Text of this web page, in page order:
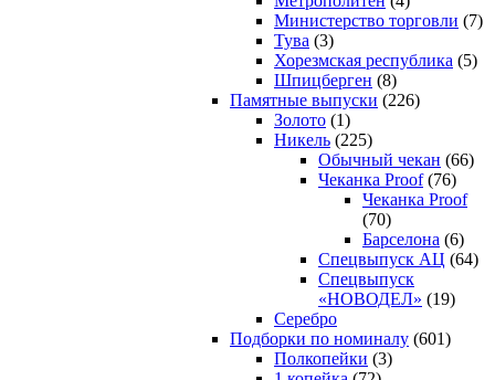
Министерство торговли (7)
Тува (3)
Хорезмская республика (5)
Шпицберген (8)
Памятные выпуски (226)
Золото (1)
Никель (225)
Обычный чекан (66)
Чеканка Proof(76)
Чеканка Proof
(70)
Барселона (6)
Спецвыпуск АЦ (64)
Спецвыпуск
«НОВОДЕЛ» (19)
Серебро
Подборки по номиналу (601)
Полкопейки (3)